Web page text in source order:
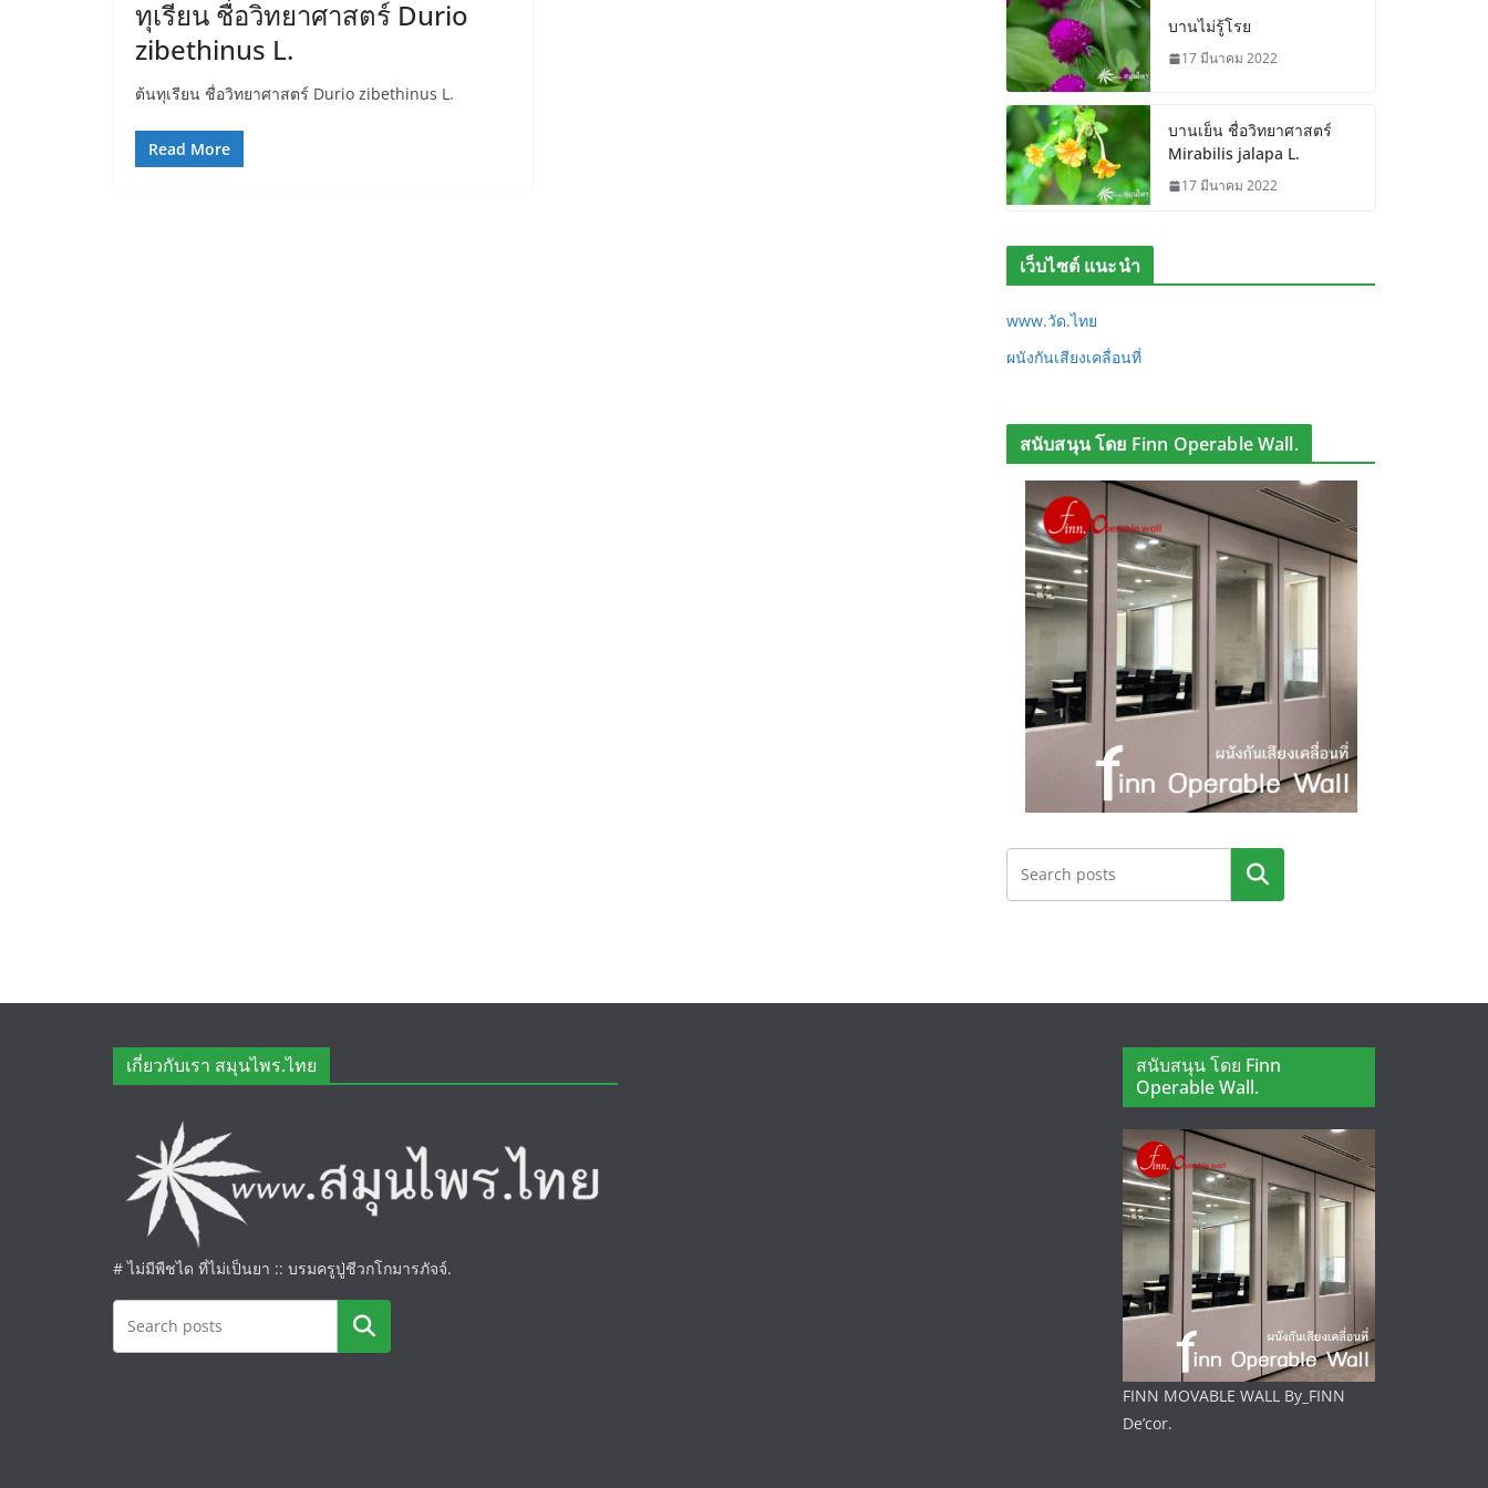
ทุเรียน ชื่อวิทยาศาสตร์ Durio
zibethinus L.
ต้นทุเรียน ชื่อวิทยาศาสตร์ Durio zibethinus L.
Read More
บานไม่รู้โรย
17 มีนาคม 2022
บานเย็น ชื่อวิทยาศาสตร์
Mirabilis jalapa L.
17 มีนาคม 2022
เว็บไซต์ แนะนำ
www.วัด.ไทย
ผนังกันเสียงเคลื่อนที่
สนับสนุน โดย Finn Operable Wall.
ค้นหา
เกี่ยวกับเรา สมุนไพร.ไทย
# ไม่มีพืชได ที่ไม่เป็นยา :: บรมครูปู่ชีวกโกมารภัจจ์.
ค้นหา
สนับสนุน โดย Finn
Operable Wall.
FINN MOVABLE WALL By_FINN
De’cor.